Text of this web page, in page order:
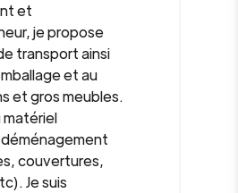
et
je propose
transport ainsi
et au
et gros meubles.
matériel
couvertures,
Je suis